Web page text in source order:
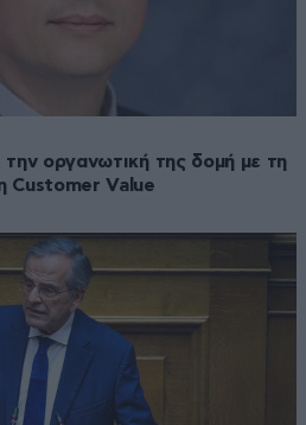
οργανωτική της δομή με τη
Customer Value